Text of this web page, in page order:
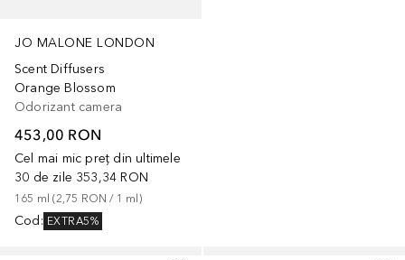
JO MALONE LONDON
Scent Diffusers
Orange Blossom
Odorizant camera
453,00 RON
Cel mai mic preț din ultimele
30 de zile 353,34 RON
165 ml (2,75 RON / 1 ml )
Cod: EXTRA5%